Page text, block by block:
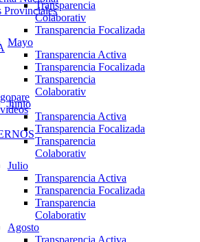
Transparencia
Colaborativ
Transparencia Focalizada
Mayo
Transparencia Activa
Transparencia Focalizada
Transparencia
Colaborativ
Junio
Transparencia Activa
Transparencia Focalizada
Transparencia
Colaborativ
Julio
Transparencia Activa
Transparencia Focalizada
Transparencia
Colaborativ
Agosto
Transparencia Activa
Provinciales